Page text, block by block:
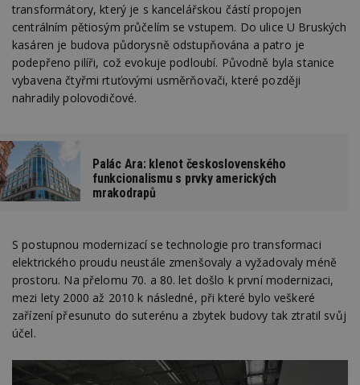
transformátory, který je s kancelářskou částí propojen
centrálním pětiosým průčelím se vstupem. Do ulice U Bruských
kasáren je budova půdorysně odstupňována a patro je
podepřeno pilíři, což evokuje podloubí. Původně byla stanice
vybavena čtyřmi rtuťovými usměrňovači, které později
nahradily polovodičové.
Palác Ara: klenot československého
funkcionalismu s prvky amerických
mrakodrapů
S postupnou modernizací se technologie pro transformaci
elektrického proudu neustále zmenšovaly a vyžadovaly méně
prostoru. Na přelomu 70. a 80. let došlo k první modernizaci,
mezi lety 2000 až 2010 k následné, při které bylo veškeré
zařízení přesunuto do suterénu a zbytek budovy tak ztratil svůj
účel.